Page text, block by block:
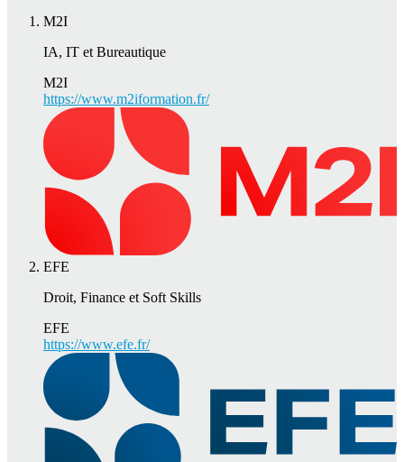
M2I
IA, IT et Bureautique
M2I
https://www.m2iformation.fr/
EFE
Droit, Finance et Soft Skills
EFE
https://www.efe.fr/